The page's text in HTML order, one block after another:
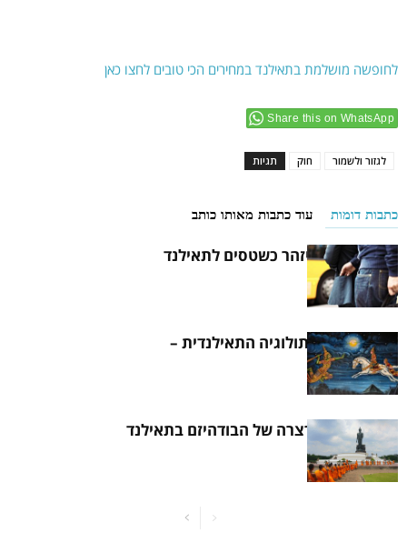
לחופשה מושלמת בתאילנד במחירים הכי טובים לחצו כאן
Share this on WhatsApp
תגיות חוק לגזור ולשמור
כתבות דומות עוד כתבות מאותו כותב
ממה צריך להיזהר כשטסים לתאילנד
הכירו את המיתולוגיה התאילנדית –
הראמאקיאן
היסטוריה קצרצרה של הבודהיזם בתאילנד